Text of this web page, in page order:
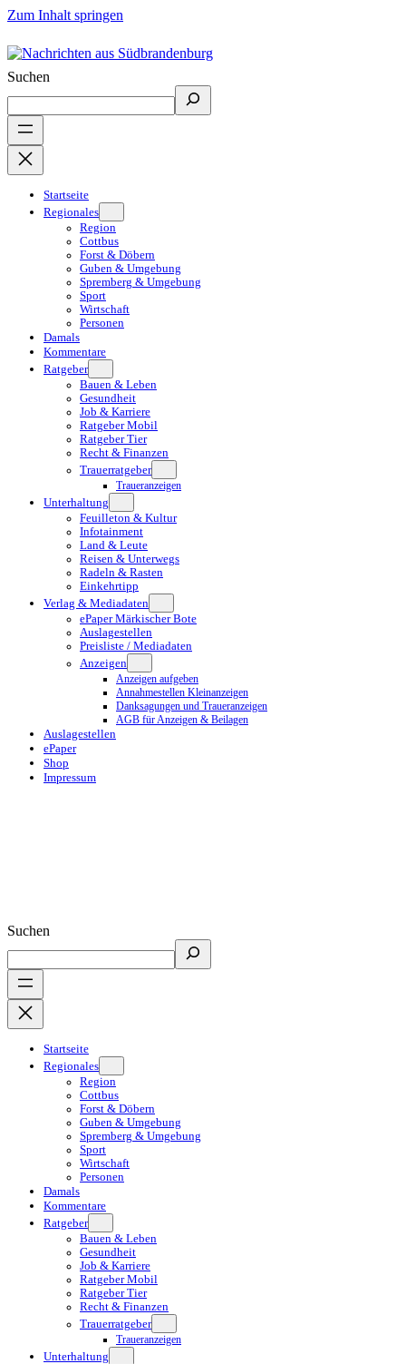
Zum Inhalt springen
Suchen
Startseite
Regionales
Region
Cottbus
Forst & Döbern
Guben & Umgebung
Spremberg & Umgebung
Sport
Wirtschaft
Personen
Damals
Kommentare
Ratgeber
Bauen & Leben
Gesundheit
Job & Karriere
Ratgeber Mobil
Ratgeber Tier
Recht & Finanzen
Trauerratgeber
Traueranzeigen
Unterhaltung
Feuilleton & Kultur
Infotainment
Land & Leute
Reisen & Unterwegs
Radeln & Rasten
Einkehrtipp
Verlag & Mediadaten
ePaper Märkischer Bote
Auslagestellen
Preisliste / Mediadaten
Anzeigen
Anzeigen aufgeben
Annahmestellen Kleinanzeigen
Danksagungen und Traueranzeigen
AGB für Anzeigen & Beilagen
Auslagestellen
ePaper
Shop
Impressum
Suchen
Startseite
Regionales
Region
Cottbus
Forst & Döbern
Guben & Umgebung
Spremberg & Umgebung
Sport
Wirtschaft
Personen
Damals
Kommentare
Ratgeber
Bauen & Leben
Gesundheit
Job & Karriere
Ratgeber Mobil
Ratgeber Tier
Recht & Finanzen
Trauerratgeber
Traueranzeigen
Unterhaltung